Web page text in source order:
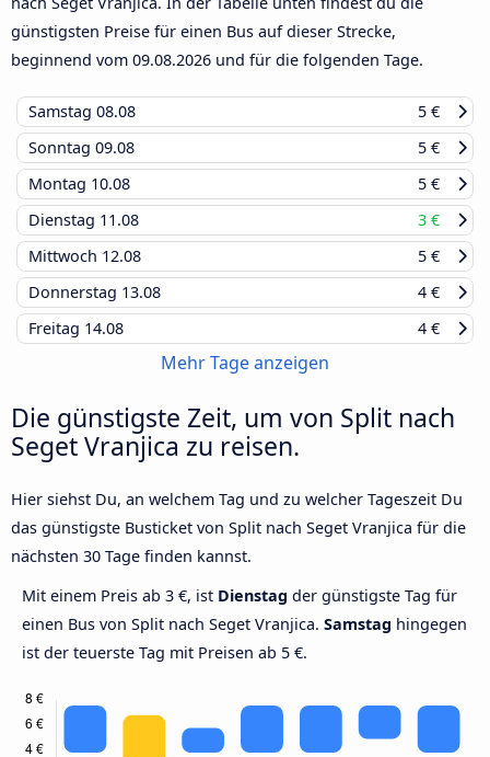
günstigsten Preise für einen Bus auf dieser Strecke,
beginnend vom 09.08.2026 und für die folgenden Tage.
Samstag 08.08
5 €
Sonntag 09.08
5 €
Montag 10.08
5 €
Dienstag 11.08
3 €
Mittwoch 12.08
5 €
Donnerstag 13.08
4 €
Freitag 14.08 4 €
Mehr Tage anzeigen
Die günstigste Zeit, um von Split nach
Seget Vranjica zu reisen.
Hier siehst Du, an welchem Tag und zu welcher Tageszeit Du
das günstigste Busticket von Split nach Seget Vranjica für die
nächsten 30 Tage finden kannst.
Mit einem Preis ab 3 €, ist Dienstag der günstigste Tag für
einen Bus von Split nach Seget Vranjica. Samstag hingegen
ist der teuerste Tag mit Preisen ab 5 €.